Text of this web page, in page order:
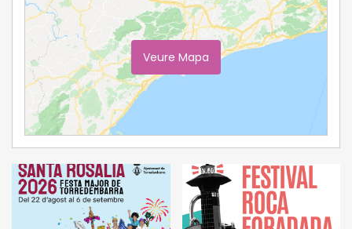
Veure Mapa